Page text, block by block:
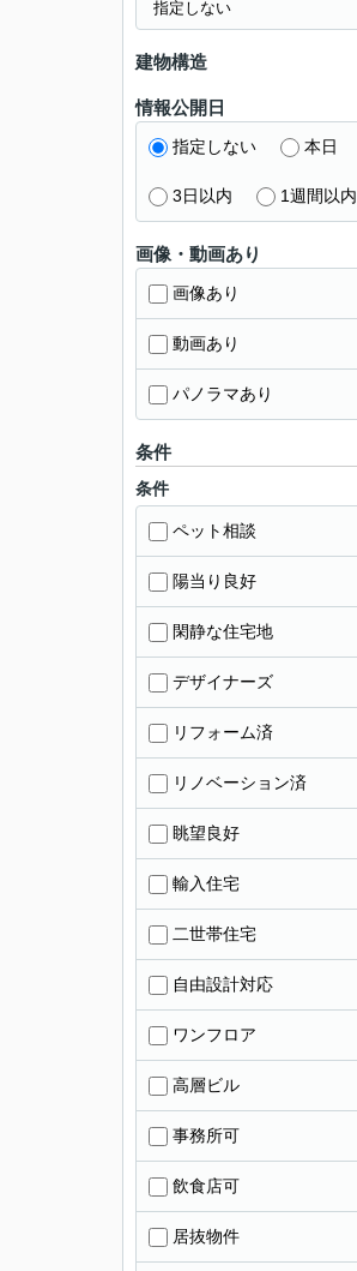
建物構造
情報公開日
指定しない 本日
3日以内 1週間以内
画像・動画あり
画像あり
動画あり
パノラマあり
条件
条件
ペット相談
陽当り良好
閑静な住宅地
デザイナーズ
リフォーム済
リノベーション済
眺望良好
輸入住宅
二世帯住宅
自由設計対応
ワンフロア
高層ビル
事務所可
飲食店可
居抜物件